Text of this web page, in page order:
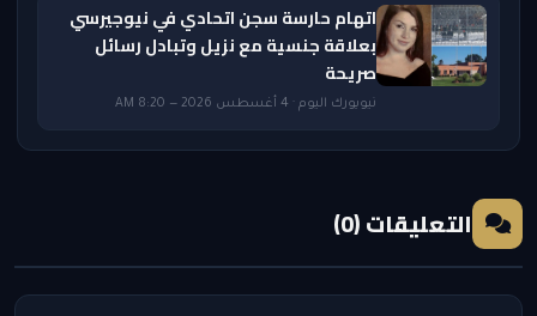
اتهام حارسة سجن اتحادي في نيوجيرسي
بعلاقة جنسية مع نزيل وتبادل رسائل
صريحة
نيويورك اليوم · 4 أغسطس 2026 — 8:20 AM
التعليقات (0)